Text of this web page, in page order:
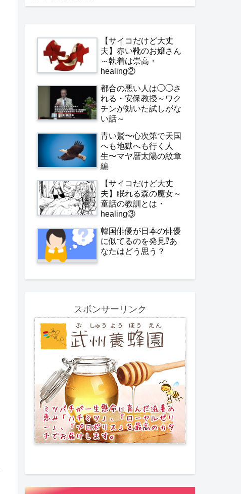
【サイコだけど大丈
夫】赤い靴のお嬢さん
～執着は崇高・
healing②
都合の悪い人は◯◯さ
れる・安保教授～ワク
チンが効いた試しがな
い話～
青い鷲〜心次第で天国
へも地獄へも行く人
生〜マヤ暦太陽の紋章
編
【サイコだけど大丈
夫】眠れる森の魔女～
童話の教訓とは・
healing③
韓国俳優が日本の俳優
に似てるのを発見⁉️あ
なたはどう思う？
スポンサーリンク